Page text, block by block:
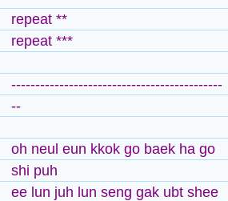
repeat **
repeat ***
--------------------------------------------
--
oh neul eun kkok go baek ha go
shi puh
ee lun juh lun seng gak ubt shee